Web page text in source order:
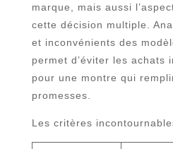
marque, mais aussi
cette décision multiple.
et inconvénients des
permet d’éviter les achats
pour une montre qui
promesses.
Les critères